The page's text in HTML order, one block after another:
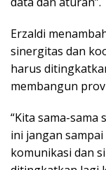
Erzaldi
sinergitas dan
harus
membangun
“Kita sama-sama
ini jangan
komunikasi dan